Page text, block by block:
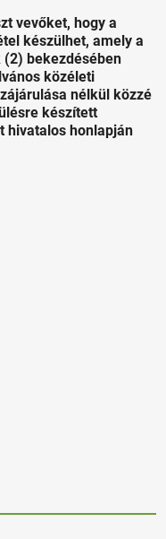
vevőket, hogy a
készülhet, amely a
bekezdésében
közéleti
nélkül közzé
készített
hivatalos honlapján